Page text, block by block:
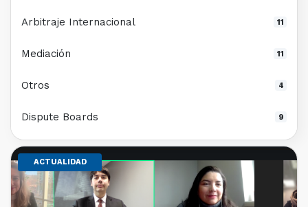
ACTUALIDAD
Arbitraje Internacional 11
Mediación 11
Otros 4
Dispute Boards 9